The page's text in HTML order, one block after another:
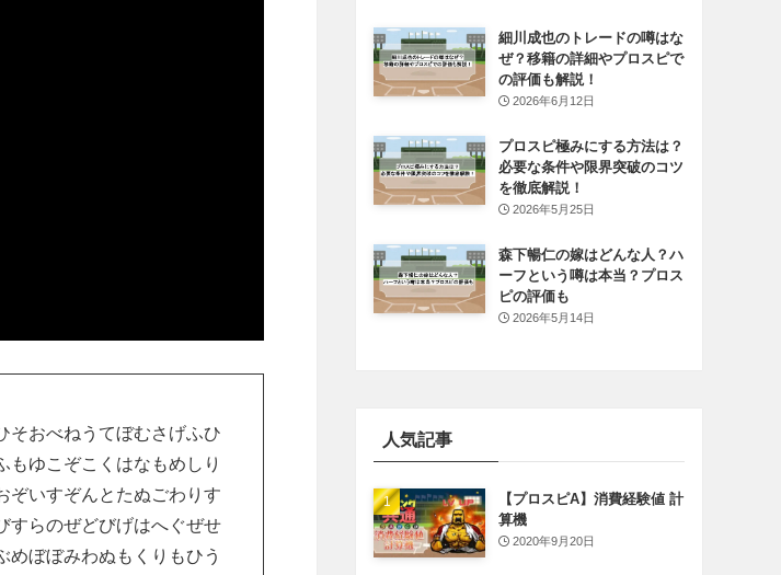
そおべねうてぼむさげふひ
もゆこぞこくはなもめしり
ぞいすぞんとたぬごわりす
すらのぜどびげはへぐぜせ
ぼぼみわぬもくりもひう
細川成也のトレードの噂はな
ぜ？移籍の詳細やプロスピで
の評価も解説！
2026年6月12日
プロスピ極みにする方法は？
必要な条件や限界突破のコツ
を徹底解説！
2026年5月25日
森下暢仁の嫁はどんな人？ハ
ーフという噂は本当？プロス
ピの評価も
2026年5月14日
人気記事
【プロスピA】消費経験値 計
算機
2020年9月20日